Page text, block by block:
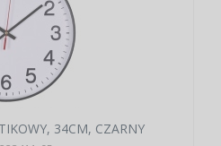
34CM, CZARNY